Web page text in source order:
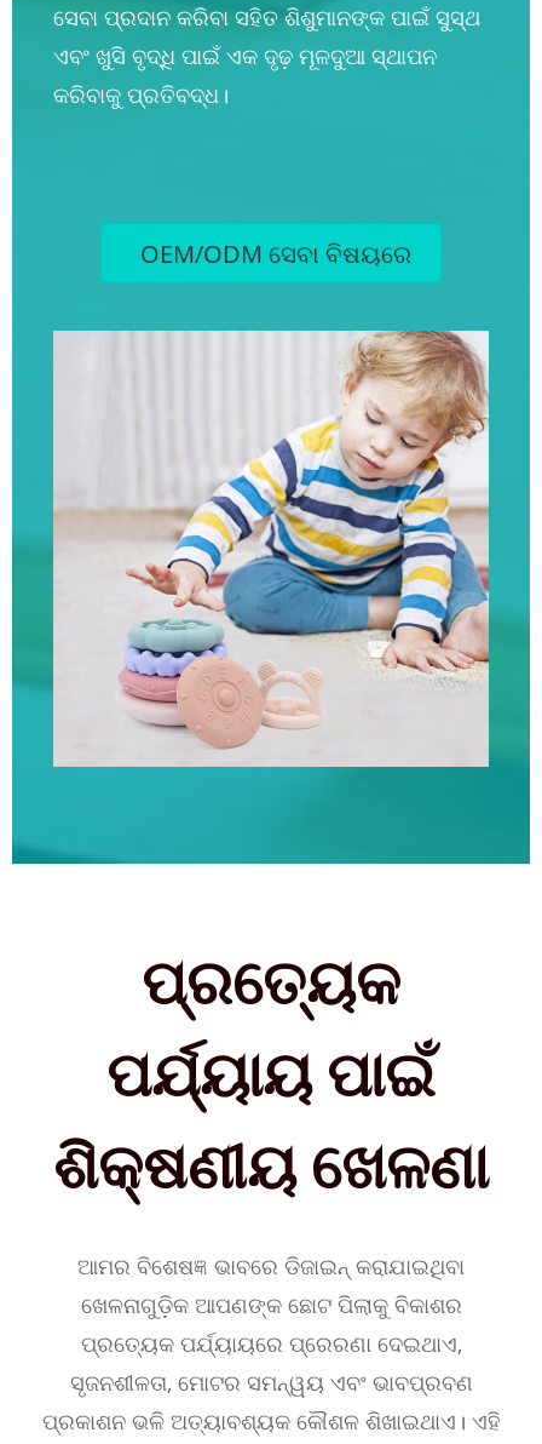
ସେବା ପ୍ରଦାନ କରିବା ସହିତ ଶିଶୁମାନଙ୍କ ପାଇଁ ସୁସ୍ଥ
ଏବଂ ଖୁସି ବୃଦ୍ଧି ପାଇଁ ଏକ ଦୃଢ଼ ମୂଳଦୁଆ ସ୍ଥାପନ
କରିବାକୁ ପ୍ରତିବଦ୍ଧ।
OEM/ODM ସେବା ବିଷୟରେ
ପ୍ରତ୍ୟେକ
ପର୍ଯ୍ୟାୟ ପାଇଁ
ଶିକ୍ଷଣୀୟ ଖେଳଣା
ଆମର ବିଶେଷଜ୍ଞ ଭାବରେ ଡିଜାଇନ୍ କରାଯାଇଥିବା
ଖେଳନାଗୁଡ଼ିକ ଆପଣଙ୍କ ଛୋଟ ପିଲାକୁ ବିକାଶର
ପ୍ରତ୍ୟେକ ପର୍ଯ୍ୟାୟରେ ପ୍ରେରଣା ଦେଇଥାଏ,
ସୃଜନଶୀଳତା, ମୋଟର ସମନ୍ୱୟ ଏବଂ ଭାବପ୍ରବଣ
ପ୍ରକାଶନ ଭଳି ଅତ୍ୟାବଶ୍ୟକ କୌଶଳ ଶିଖାଇଥାଏ। ଏହି